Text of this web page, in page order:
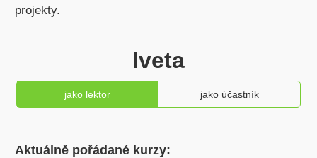
projekty.
Iveta
jako lektor jako účastník
Aktuálně pořádané kurzy: